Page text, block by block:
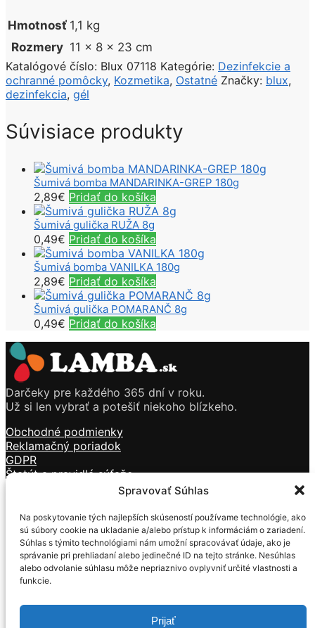
Spravovať Súhlas
Na poskytovanie tých najlepších skúseností používame technológie, ako
sú súbory cookie na ukladanie a/alebo prístup k informáciám o zariadení.
Súhlas s týmito technológiami nám umožní spracovávať údaje, ako je
správanie pri prehliadaní alebo jedinečné ID na tejto stránke. Nesúhlas
alebo odvolanie súhlasu môže nepriaznivo ovplyvniť určité vlastnosti a
funkcie.
Prijať
Hmotnosť 1,1 kg
Rozmery 11 × 8 × 23 cm
Katalógové číslo: Blux 07118 Kategórie: Dezinfekcie a
ochranné pomôcky, Kozmetika, Ostatné Značky: blux,
dezinfekcia, gél
Súvisiace produkty
Šumivá bomba MANDARINKA-GREP 180g
2,89€ Pridať do košíka
Šumivá gulička RUŽA 8g
0,49€ Pridať do košíka
Šumivá bomba VANILKA 180g
2,89€ Pridať do košíka
Šumivá gulička POMARANČ 8g
0,49€ Pridať do košíka
Darčeky pre každého 365 dní v roku.
Už si len vybrať a potešiť niekoho blízkeho.
Obchodné podmienky
Reklamačný poriadok
GDPR
Štatút a pravidlá súťaže
Sviečky
Kozmetika
Vône
Tečúci dym
Darčekové predmety
Formulár na ODSTÚPENIE OD ZMLUVY